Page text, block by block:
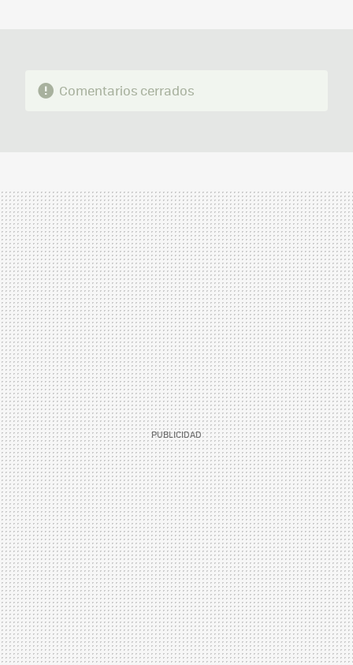
Comentarios cerrados